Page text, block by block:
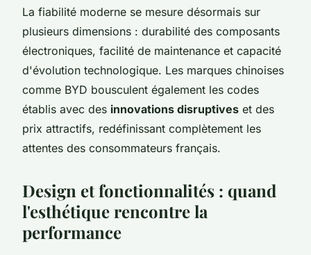
La fiabilité moderne se mesure désormais sur
plusieurs dimensions : durabilité des composants
électroniques, facilité de maintenance et capacité
d'évolution technologique. Les marques chinoises
comme BYD bousculent également les codes
établis avec des innovations disruptives et des
prix attractifs, redéfinissant complètement les
attentes des consommateurs français.
Design et fonctionnalités : quand
l'esthétique rencontre la
performance